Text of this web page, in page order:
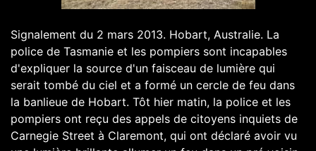
Signalement du 2 mars 2013. Hobart, Australie. La
police de Tasmanie et les pompiers sont incapables
d'expliquer la source d'un faisceau de lumière qui
serait tombé du ciel et a formé un cercle de feu dans
la banlieue de Hobart. Tôt hier matin, la police et les
pompiers ont reçu des appels de citoyens inquiets de
Carnegie Street à Claremont, qui ont déclaré avoir vu